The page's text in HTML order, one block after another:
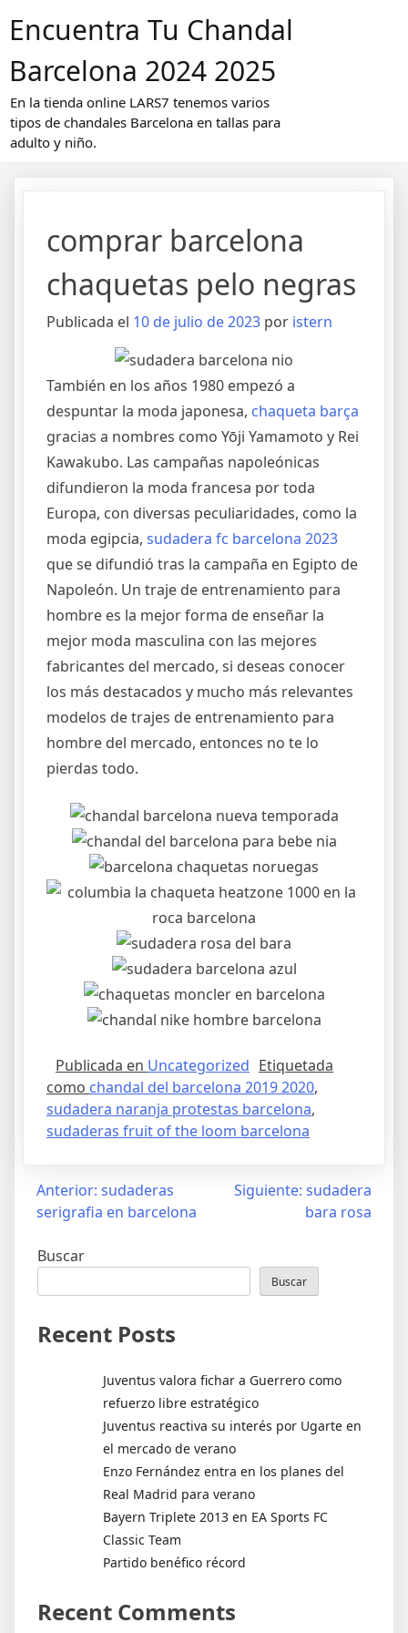
Encuentra Tu Chandal
Barcelona 2024 2025
En la tienda online LARS7 tenemos varios
tipos de chandales Barcelona en tallas para
adulto y niño.
comprar barcelona
chaquetas pelo negras
Publicada el 10 de julio de 2023 por istern
También en los años 1980 empezó a
despuntar la moda japonesa, chaqueta barça
gracias a nombres como Yōji Yamamoto y Rei
Kawakubo. Las campañas napoleónicas
difundieron la moda francesa por toda
Europa, con diversas peculiaridades, como la
moda egipcia, sudadera fc barcelona 2023
que se difundió tras la campaña en Egipto de
Napoleón. Un traje de entrenamiento para
hombre es la mejor forma de enseñar la
mejor moda masculina con las mejores
fabricantes del mercado, si deseas conocer
los más destacados y mucho más relevantes
modelos de trajes de entrenamiento para
hombre del mercado, entonces no te lo
pierdas todo.
Publicada en Uncategorized Etiquetada
como chandal del barcelona 2019 2020,
sudadera naranja protestas barcelona,
sudaderas fruit of the loom barcelona
Navegación
entradas
Anterior: sudaderas
serigrafia en barcelona
Siguiente: sudadera
bara rosa
Buscar
Buscar
Recent Posts
Juventus valora fichar a Guerrero como
refuerzo libre estratégico
Juventus reactiva su interés por Ugarte en
el mercado de verano
Enzo Fernández entra en los planes del
Real Madrid para verano
Bayern Triplete 2013 en EA Sports FC
Classic Team
Partido benéfico récord
Recent Comments